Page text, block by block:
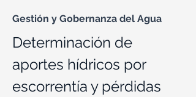
Gestión y Gobernanza del Agua
Determinación de
aportes hídricos por
escorrentía y pérdidas